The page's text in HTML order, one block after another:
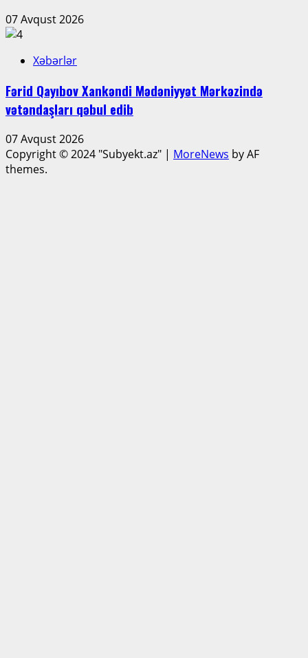
07 Avqust 2026
Xəbərlər
Fərid Qayıbov Xankəndi Mədəniyyət Mərkəzində
vətəndaşları qəbul edib
07 Avqust 2026
Copyright © 2024 "Subyekt.az" | MoreNews by AF
themes.